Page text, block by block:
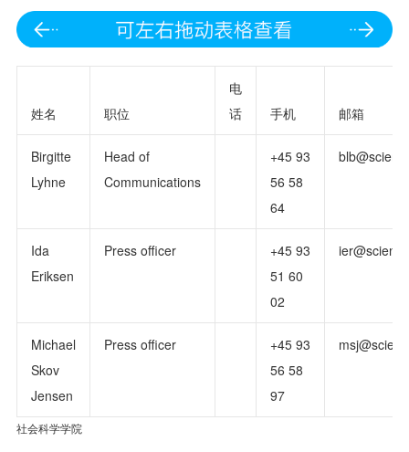
姓名 职位
电
话
手机 邮箱
Birgitte
Lyhne
Head of
Communications
+45 93
56 58
64
Ida
Eriksen
Press officer
+45 93
51 60
02
Michael
Skov
Jensen
Press officer
+45 93
56 58
97
社会科学学院